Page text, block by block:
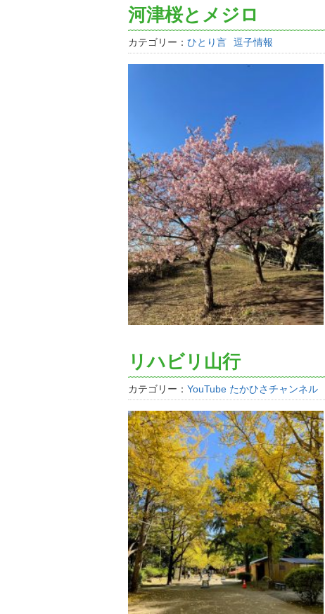
河津桜とメジロ
カテゴリー： ひとり言 逗子情報
リハビリ山行
カテゴリー： YouTube たかひさチャンネル